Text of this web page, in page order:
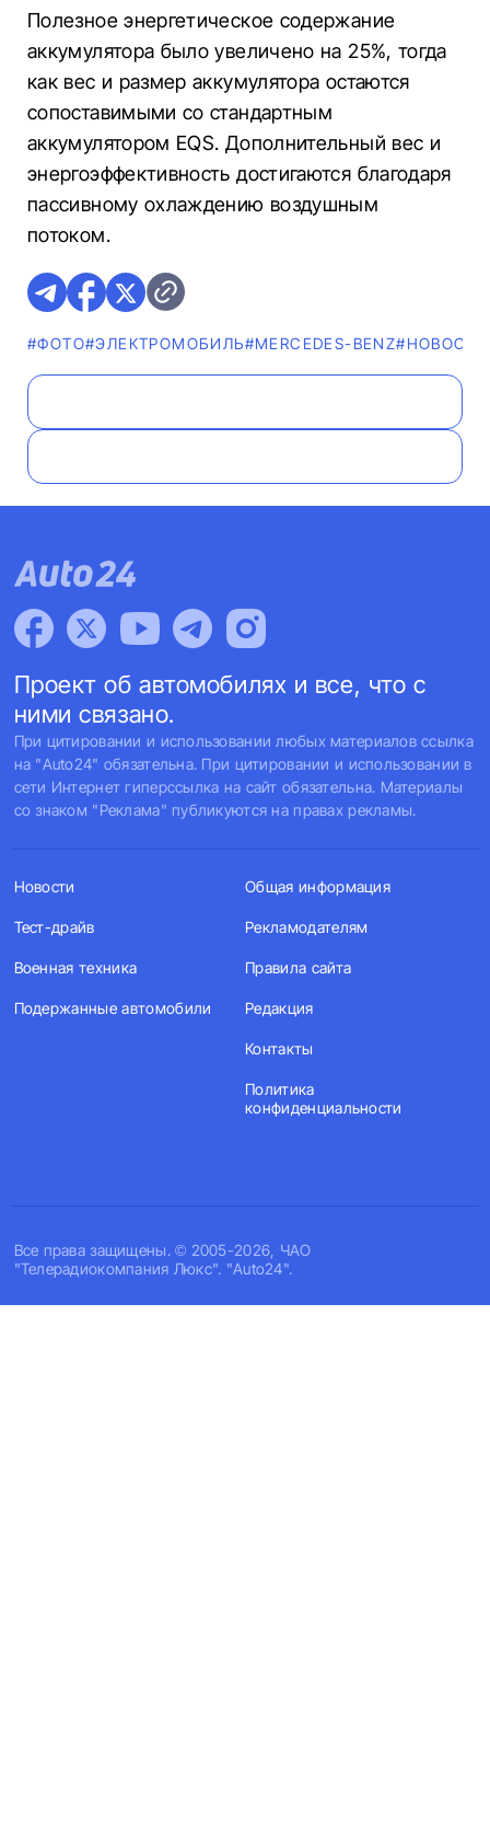
Полезное энергетическое содержание
аккумулятора было увеличено на 25%, тогда
как вес и размер аккумулятора остаются
сопоставимыми со стандартным
аккумулятором EQS. Дополнительный вес и
энергоэффективность достигаются благодаря
пассивному охлаждению воздушным
потоком.
#ФОТО#ЭЛЕКТРОМОБИЛЬ#MERCEDES-BENZ#НОВОСТИ
Проект об автомобилях и все, что с
ними связано.
При цитировании и использовании любых материалов ссылка
на "Auto24" обязательна. При цитировании и использовании в
сети Интернет гиперссылка на сайт обязательна. Материалы
со знаком "Реклама" публикуются на правах рекламы.
Все права защищены. © 2005-2026, ЧАО
"Телерадиокомпания Люкс". "Auto24".
Новости
Тест-драйв
Военная техника
Подержанные автомобили
Общая информация
Рекламодателям
Правила сайта
Редакция
Контакты
Политика
конфиденциальности